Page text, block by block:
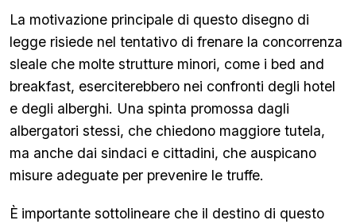
La motivazione principale di questo disegno di
legge risiede nel tentativo di frenare la concorrenza
sleale che molte strutture minori, come i bed and
breakfast, eserciterebbero nei confronti degli hotel
e degli alberghi. Una spinta promossa dagli
albergatori stessi, che chiedono maggiore tutela,
ma anche dai sindaci e cittadini, che auspicano
misure adeguate per prevenire le truffe.
È importante sottolineare che il destino di questo